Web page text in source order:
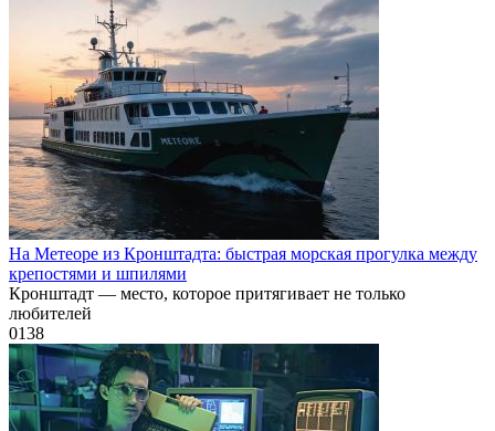
На Метеоре из Кронштадта: быстрая морская прогулка между
крепостями и шпилями
Кронштадт — место, которое притягивает не только
любителей
0138